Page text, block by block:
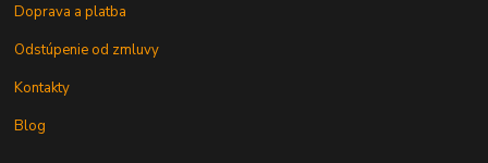
Doprava a platba
Odstúpenie od zmluvy
Kontakty
Blog